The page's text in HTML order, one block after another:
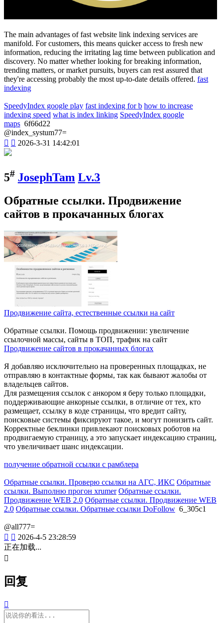
The main advantages of fast website link indexing services are
manifold. For customers, this means quicker access to fresh new
information, reducing the irritating lag time between publication and
discovery. No matter whether looking for breaking information,
trending matters, or market pursuits, buyers can rest assured that
they're accessing probably the most up-to-date details offered. fast
indexing
SpeedyIndex google play fast indexing for b how to increase
indexing speed what is index linking SpeedyIndex google
maps 6f66d22
@index_systum77=
  2026-3-31 14:42:01
5# JosephTam Lv.3
Обратные ссылки. Продвижение
сайтов в прокачанных блогах
Продвижение сайта, естественные ссылки на сайт
Обратные ссылки. Помощь продвижении: увеличение
ссылочной массы, сайты в ТОП, трафик на сайт
Продвижение сайтов в прокачанных блогах
Я добавляю исключительно на проверенных площадках, не
отправляю в контактные формы, так как бывают жалобы от
владельцев сайтов.
Для размещения ссылок с анкором я беру только площадки,
поддерживающие анкорные ссылки, в отличие от тех, кто
размещает, ссылку в коде страницы, что вредит сайту,
поисковые системы фиксируют такое, и могут понизить сайт.
Корректные беклинки привлекают поисковых роботов на
продвигаемую страницу, а это запускает индексацию страниц,
что увеличивает шанс индексации.
получение обратной ссылки с рамблера
Обратные ссылки. Проверю ссылки на АГС, ИКС Обратные
ссылки. Выполню прогон xrumer Обратные ссылки.
Продвижение WEB 2.0 Обратные ссылки. Продвижение WEB
2.0 Обратные ссылки. Обратные ссылки DoFollow 6_305c1
@all777=
  2026-4-5 23:28:59
正在加载...

回复
